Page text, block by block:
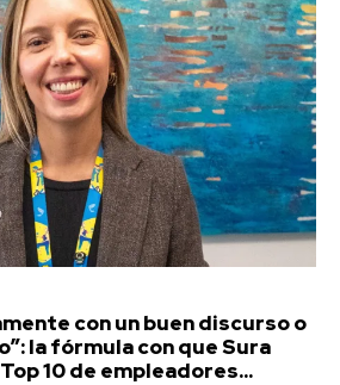
con un buen discurso o
la fórmula con que Sura
10 de empleadores...